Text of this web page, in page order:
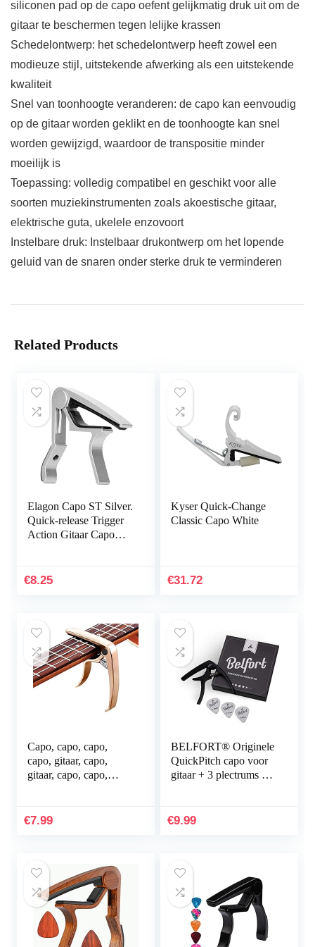
siliconen pad op de capo oefent gelijkmatig druk uit om de
gitaar te beschermen tegen lelijke krassen
Schedelontwerp: het schedelontwerp heeft zowel een
modieuze stijl, uitstekende afwerking als een uitstekende
kwaliteit
Snel van toonhoogte veranderen: de capo kan eenvoudig
op de gitaar worden geklikt en de toonhoogte kan snel
worden gewijzigd, waardoor de transpositie minder
moeilijk is
Toepassing: volledig compatibel en geschikt voor alle
soorten muziekinstrumenten zoals akoestische gitaar,
elektrische guta, ukelele enzovoort
Instelbare druk: Instelbaar drukontwerp om het lopende
geluid van de snaren onder sterke druk te verminderen
Related Products
Elagon Capo ST Silver.
Quick-release Trigger
Action Gitaar Capo
klassieke gitaar,
Capo die je
€8.25
Kyser Quick-Change
Classic Capo White
€31.72
Capo, capo, capo,
capo, gitaar, capo,
gitaar, capo, capo,
gitaar, bas…
€7.99
BELFORT® Originele
QuickPitch capo voor
gitaar + 3 plectrums +
☆ capo voor gitaar –
elektrische gitaar en
ukelele
€9.99